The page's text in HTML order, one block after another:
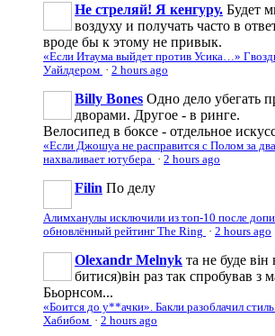
Не стреляй! Я кенгуру. Будет
воздуху и получать часто в
вроде бы к этому не привык.
«Если Итаума выйдет против Усика…»
Уайлдером · 2 hours ago
Billy Bones Одно дело убегать
дворами. Другое - в ринге.
Велосипед в боксе - отдельное
«Если Джошуа не расправится с Полом за
нахваливает ютубера · 2 hours ago
Filin По делу
Алимханулы исключили из топ-10 после
обновлённый рейтинг The Ring · 2 hours ago
Olexandr Melnyk та не буде він
битися)він раз так спробував з
Бьорнсом...
«Боится до у**ачки». Бакли разоблачил
Хабибом · 2 hours ago